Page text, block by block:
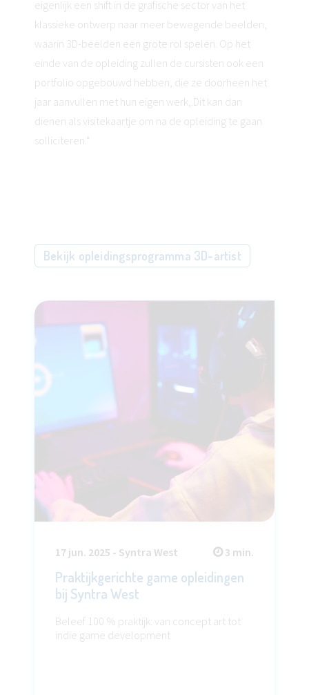
eigenlijk een shift in de grafische sector van het
klassieke ontwerp naar meer bewegende beelden,
waarin 3D-beelden een grote rol spelen. Op het
einde van de opleiding zullen de cursisten ook een
portfolio opgebouwd hebben, die ze doorheen het
jaar aanvullen met hun eigen werk,.Dit kan dan
dienen als visitekaartje om na de opleiding te gaan
solliciteren."
Bekijk opleidingsprogramma 3D-artist
17 jun. 2025 - Syntra West 3 min.
Praktijkgerichte game opleidingen
bij Syntra West
Beleef 100 % praktijk: van concept art tot
indie game development